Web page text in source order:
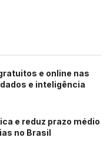
e online nas
e inteligência
e reduz prazo médio
no Brasil